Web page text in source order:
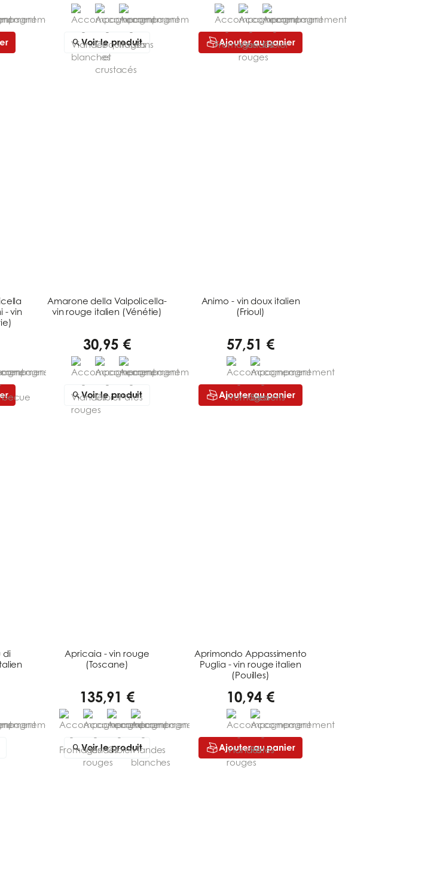
Voir le produit Ajouter au panier
- vin
Amarone della Valpolicella-
vin rouge italien (Vénétie)
30,95 €
Voir le produit
Animo - vin doux italien
(Frioul)
57,51 €
Ajouter au panier
di
Apricaia - vin rouge
(Toscane)
135,91 €
Voir le produit
Aprimondo Appassimento
Puglia - vin rouge italien
(Pouilles)
10,94 €
Ajouter au panier